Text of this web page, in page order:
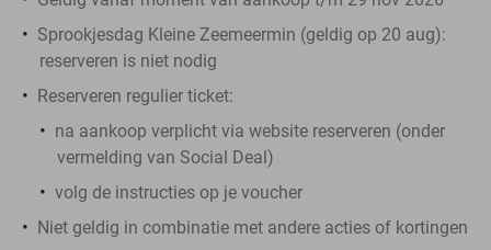
Sprookjesdag Kleine Zeemeermin (geldig op 20 aug):
reserveren is niet nodig
Reserveren regulier ticket:
na aankoop verplicht via website reserveren (onder
vermelding van Social Deal)
volg de instructies op je voucher
Niet geldig in combinatie met andere acties of kortingen